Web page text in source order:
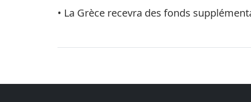
• La Grèce recevra des fonds